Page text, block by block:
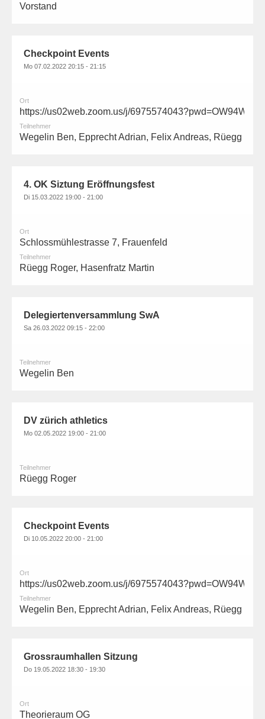
Vorstand
Checkpoint Events
Mo 07.02.2022 20:15 - 21:15
Ort
https://us02web.zoom.us/j/
Teilnehmer
Wegelin Ben, Epprecht Adrian, Felix Andreas, Rüegg
4. OK Siztung Eröffnungsfest
Di 15.03.2022 19:00 - 21:00
Ort
Schlossmühlestrasse 7, Frauenfeld
Teilnehmer
Rüegg Roger, Hasenfratz Martin
Delegiertenversammlung SwA
Sa 26.03.2022 09:15 - 22:00
Teilnehmer
Wegelin Ben
DV zürich athletics
Mo 02.05.2022 19:00 - 21:00
Teilnehmer
Rüegg Roger
Checkpoint Events
Di 10.05.2022 20:00 - 21:00
Ort
https://us02web.zoom.us/j/
Teilnehmer
Wegelin Ben, Epprecht Adrian, Felix Andreas, Rüegg
Grossraumhallen Sitzung
Do 19.05.2022 18:30 - 19:30
Ort
Theorieraum OG